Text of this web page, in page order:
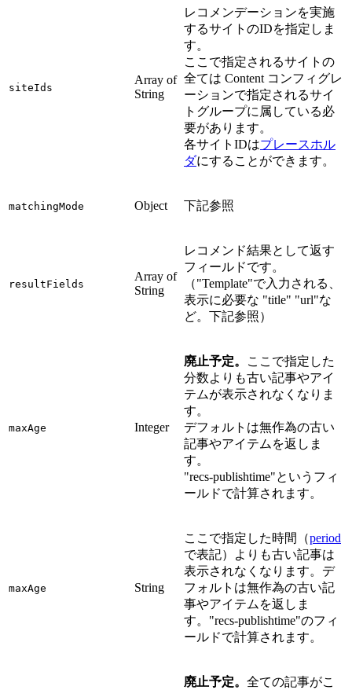
siteIds
Array of
String
レコメンデーションを実施
するサイトのIDを指定しま
す。
ここで指定されるサイトの
全ては Content コンフィグレ
ーションで指定されるサイ
トグループに属している必
要があります。
各サイトIDはプレースホル
ダにすることができます。
matchingMode Object 下記参照
resultFields
Array of
String
レコメンド結果として返す
フィールドです。
（"Template"で入力される、
表示に必要な "title" "url"な
ど。下記参照）
maxAge Integer
廃止予定。
ここで指定した
分数よりも古い記事やアイ
テムが表示されなくなりま
す。
デフォルトは無作為の古い
記事やアイテムを返しま
す。
"recs-publishtime"というフィ
ールドで計算されます。
maxAge String
ここで指定した時間（period
で表記）よりも古い記事は
表示されなくなります。デ
フォルトは無作為の古い記
事やアイテムを返しま
す。"recs-publishtime"のフィ
ールドで計算されます。
廃止予定。 全ての記事がこ